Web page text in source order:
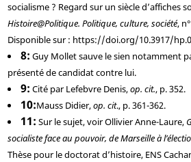
socialisme ? Regard sur un siècle d’affiches
Histoire@Politique. Politique, culture, société,
Disponible sur : https://doi.org/10.3917/
8 Guy Mollet sauve le sien notamment
présenté de candidat contre lui.
9 Cité parLefebvreDenis,op. cit., p. 352.
10 MaussDidier,op. cit., p. 361-362.
11 Sur le sujet, voirOllivierAnne-Laure,
socialiste face au pouvoir, de Marseille à
Thèse pour le doctorat d’histoire, ENS